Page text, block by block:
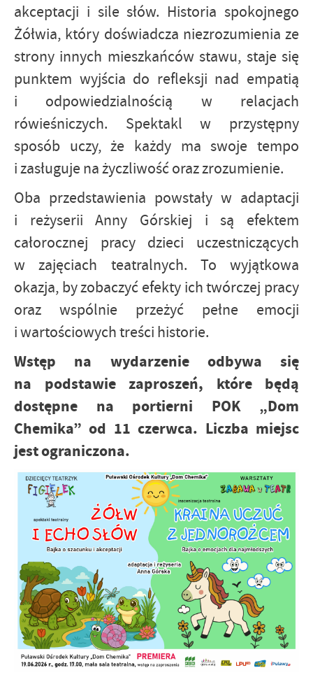
akceptacji i sile słów. Historia spokojnego
Żółwia, który doświadcza niezrozumienia ze
strony innych mieszkańców stawu, staje się
punktem wyjścia do refleksji nad empatią
i odpowiedzialnością w relacjach
rówieśniczych. Spektakl w przystępny
sposób uczy, że każdy ma swoje tempo
i zasługuje na życzliwość oraz zrozumienie.
Oba przedstawienia powstały w adaptacji
i reżyserii Anny Górskiej i są efektem
całorocznej pracy dzieci uczestniczących
w zajęciach teatralnych. To wyjątkowa
okazja, by zobaczyć efekty ich twórczej pracy
oraz wspólnie przeżyć pełne emocji
i wartościowych treści historie.
Wstęp na wydarzenie odbywa się
na podstawie zaproszeń, które będą
dostępne na portierni POK „Dom
Chemika” od 11 czerwca. Liczba miejsc
jest ograniczona.